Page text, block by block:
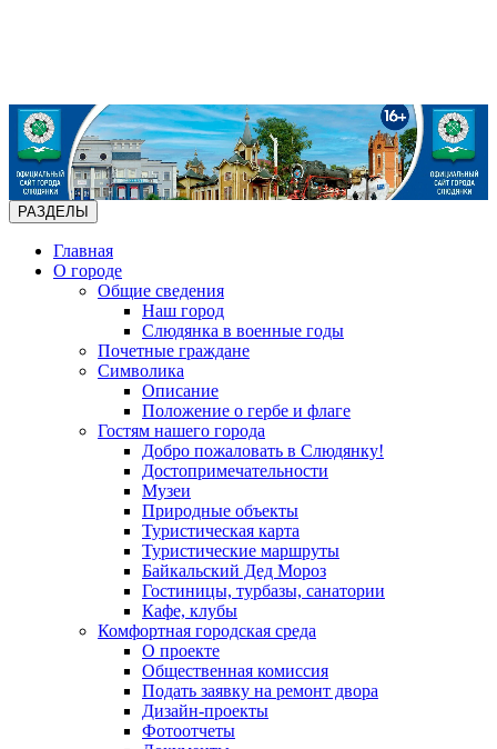
РАЗДЕЛЫ
Главная
О городе
Общие сведения
Наш город
Слюдянка в военные годы
Почетные граждане
Символика
Описание
Положение о гербе и флаге
Гостям нашего города
Добро пожаловать в Слюдянку!
Достопримечательности
Музеи
Природные объекты
Туристическая карта
Туристические маршруты
Байкальский Дед Мороз
Гостиницы, турбазы, санатории
Кафе, клубы
Комфортная городская среда
О проекте
Общественная комиссия
Подать заявку на ремонт двора
Дизайн-проекты
Фотоотчеты